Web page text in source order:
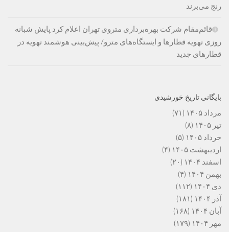
رنج می‌برند
قائم‌مقام شرکت بهره‌برداری متروی تهران اعلام کرد پایش شبانه
روزی تهویه قطارها و ایستگاه‌های مترو/ پیش‌بینی هوشمند تهویه در
قطارهای جدید
بایگانی تاریخ خورشیدی
مرداد ۱۴۰۵
(۷۱)
تیر ۱۴۰۵
(۸)
خرداد ۱۴۰۵
(۵)
اردیبهشت ۱۴۰۵
(۴)
اسفند ۱۴۰۴
(۲۰)
بهمن ۱۴۰۴
(۴)
دی ۱۴۰۴
(۱۱۲)
آذر ۱۴۰۴
(۱۸۱)
آبان ۱۴۰۴
(۱۶۸)
مهر ۱۴۰۴
(۱۷۹)